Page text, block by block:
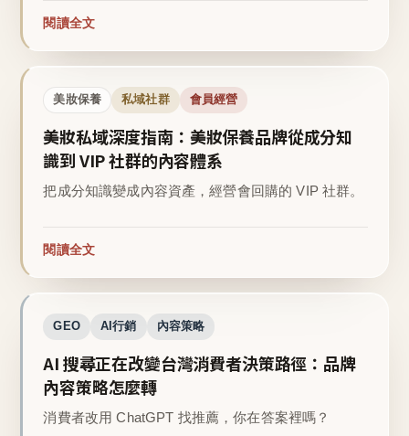
閱讀全文
美妝保養 私域社群 會員經營
美妝私域深度指南：美妝保養品牌從成分知
識到 VIP 社群的內容體系
把成分知識變成內容資產，經營會回購的 VIP 社群。
閱讀全文
GEO AI行銷 內容策略
AI 搜尋正在改變台灣消費者決策路徑：品牌
內容策略怎麼轉
消費者改用 ChatGPT 找推薦，你在答案裡嗎？